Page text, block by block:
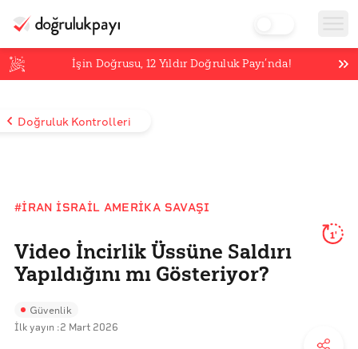
İşin Doğrusu,12 Yıldır Doğruluk Payı’nda!
Doğruluk Kontrolleri
#İRAN İSRAIL AMERIKA SAVAŞI
Video İncirlik Üssüne Saldırı
Yapıldığını mı Gösteriyor?
1'
Güvenlik
İlk yayın :2 Mart 2026